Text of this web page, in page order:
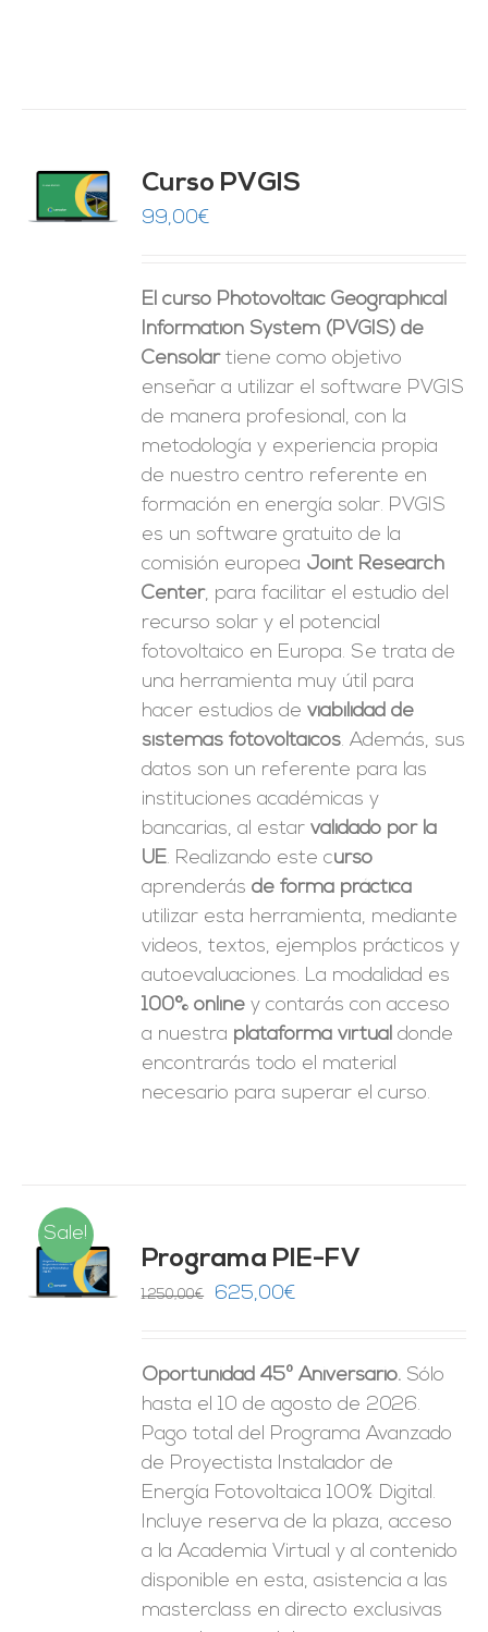
Curso PVGIS
99,00€
El curso Photovoltaic Geographical
Information System (PVGIS) de
Censolartiene como objetivo
enseñar a utilizar el software PVGIS
de manera profesional, con la
metodología y experiencia propia
de nuestro centro referente en
formación en energía solar. PVGIS
es un software gratuito de la
comisión europea Joint Research
Center, para facilitar el estudio del
recurso solar y el potencial
fotovoltaico en Europa. Se trata de
una herramienta muy útil para
hacer estudios deviabilidad de
sistemas fotovoltaicos. Además, sus
datos son un referente para las
instituciones académicas y
bancarias, al estarvalidado por la
UE. Realizando este curso
aprenderásde forma práctica
utilizar esta herramienta, mediante
videos, textos, ejemplos prácticos y
autoevaluaciones. La modalidad es
100% online y contarás con acceso
a nuestra plataforma virtual donde
encontrarás todo el material
necesario para superar el curso.
Sale!
Programa PIE-FV
1.250,00€
El
era:
1.250,00€.
625,00€
es:
625,00€.
Oportunidad 45º Aniversario. Sólo
hasta el 10 de agosto de 2026.
Pago total del Programa Avanzado
de Proyectista Instalador de
Energía Fotovoltaica 100% Digital.
Incluye reserva de la plaza, acceso
a la Academia Virtual y al contenido
disponible en esta, asistencia a las
masterclass en directo exclusivas